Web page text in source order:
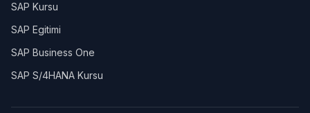
SAP Kursu
SAP Egitimi
SAP Business One
SAP S/4HANA Kursu